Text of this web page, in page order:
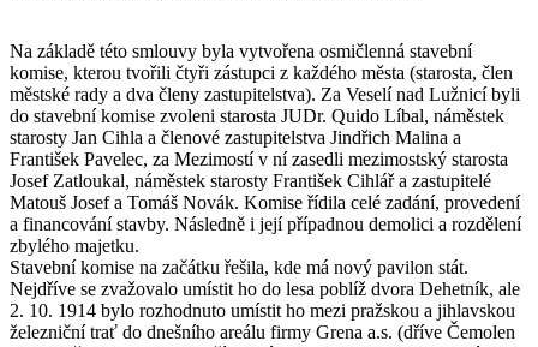
Na základě této smlouvy byla vytvořena osmičlenná stavební
komise, kterou tvořili čtyři zástupci z každého města (starosta, člen
městské rady a dva členy zastupitelstva). Za Veselí nad Lužnicí byli
do stavební komise zvoleni starosta JUDr. Quido Líbal, náměstek
starosty Jan Cihla a členové zastupitelstva Jindřich Malina a
František Pavelec, za Mezimostí v ní zasedli mezimostský starosta
Josef Zatloukal, náměstek starosty František Cihlář a zastupitelé
Matouš Josef a Tomáš Novák. Komise řídila celé zadání, provedení
a financování stavby. Následně i její případnou demolici a rozdělení
zbylého majetku.
Stavební komise na začátku řešila, kde má nový pavilon stát.
Nejdříve se zvažovalo umístit ho do lesa poblíž dvora Dehetník, ale
2. 10. 1914 bylo rozhodnuto umístit ho mezi pražskou a jihlavskou
železniční trať do dnešního areálu firmy Grena a.s. (dříve Čemolen